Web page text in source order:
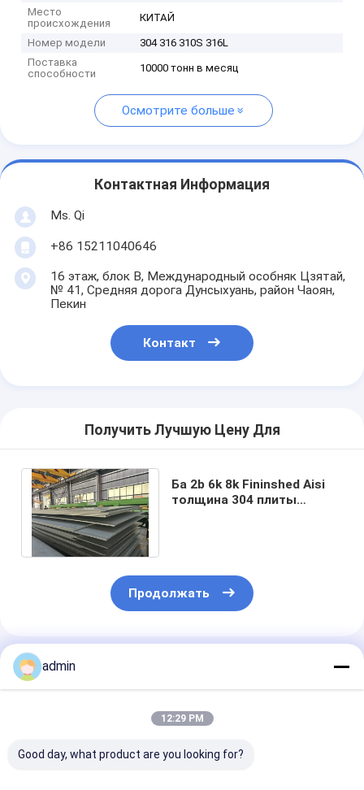
Место
происхождения
КИТАЙ
Номер модели
304 316 310S 316L
Поставка
способности
10000 тонн в месяц
Осмотрите больше
Контактная Информация
Ms. Qi
+86 15211040646
16 этаж, блок B, Международный особняк Цзятай,
№ 41, Средняя дорога Дунсыхуань, район Чаоян,
Пекин
Контакт
Получить Лучшую Цену Для
Ба 2b 6k 8k Fininshed Aisi
толщина 304 плиты
Продолжать
Порекомендованные Продукты
admin
12:29 PM
Good day, what product are you looking for?